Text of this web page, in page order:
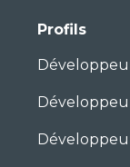
Profils